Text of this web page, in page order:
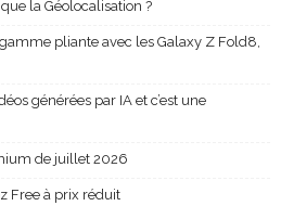
la Géolocalisation ?
pliante avec les Galaxy Z Fold8,
générées par IA et c’est une
de juillet 2026
Free à prix réduit